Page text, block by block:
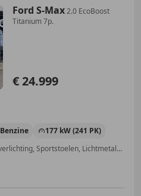
Ford S-Max2.0 EcoBoost
Titanium 7p.
€ 24.999
Benzine
177 kW (241 PK)
Elektrische stoelverstelling, LED verlichting, Sportstoelen, Lichtmetalen velgen, Multifunctioneel stuurwiel, Dagrijverlichting, Emergency Brake Assist, LED dagrijverlichting